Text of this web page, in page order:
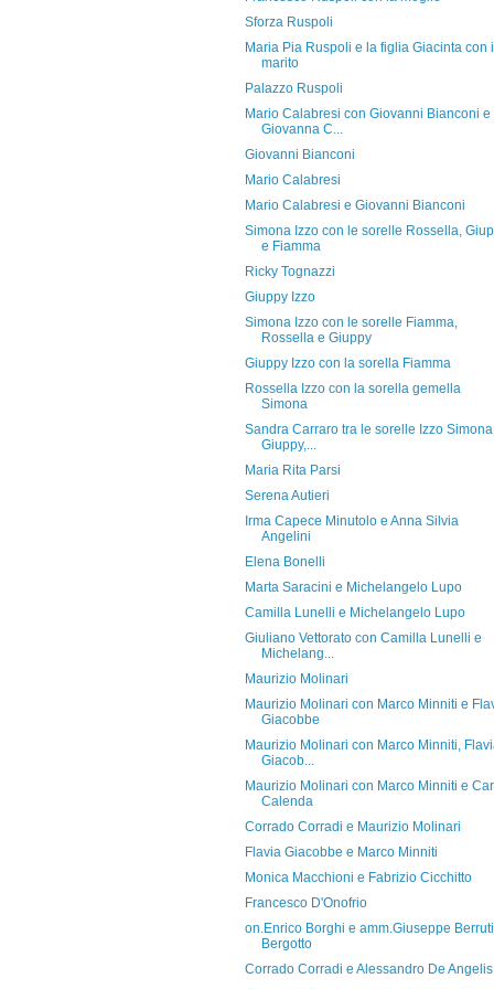
Sforza Ruspoli
Maria Pia Ruspoli e la figlia Giacinta con il
marito
Palazzo Ruspoli
Mario Calabresi con Giovanni Bianconi e
Giovanna C...
Giovanni Bianconi
Mario Calabresi
Mario Calabresi e Giovanni Bianconi
Simona Izzo con le sorelle Rossella,
e Fiamma
Ricky Tognazzi
Giuppy Izzo
Simona Izzo con le sorelle Fiamma,
Rossella e Giuppy
Giuppy Izzo con la sorella Fiamma
Rossella Izzo con la sorella gemella
Simona
Sandra Carraro tra le sorelle Izzo
Giuppy,...
Maria Rita Parsi
Serena Autieri
Irma Capece Minutolo e Anna Silvia
Angelini
Elena Bonelli
Marta Saracini e Michelangelo Lupo
Camilla Lunelli e Michelangelo Lupo
Giuliano Vettorato con Camilla Lunelli e
Michelang...
Maurizio Molinari
Maurizio Molinari con Marco Minniti e
Giacobbe
Maurizio Molinari con Marco Minniti,
Giacob...
Maurizio Molinari con Marco Minniti e
Calenda
Corrado Corradi e Maurizio Molinari
Flavia Giacobbe e Marco Minniti
Monica Macchioni e Fabrizio Cicchitto
Francesco D'Onofrio
on.Enrico Borghi e amm.Giuseppe Berruti
Bergotto
Corrado Corradi e Alessandro De Angelis